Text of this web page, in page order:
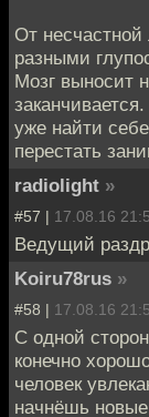
От
разными
Мозг выносит
уже найти
перестать
radiolight »
#57 | 17.08.16
Ведущий
Koiru78rus »
#58 | 17.08.16
С одной
конечно
человек
начнёшь